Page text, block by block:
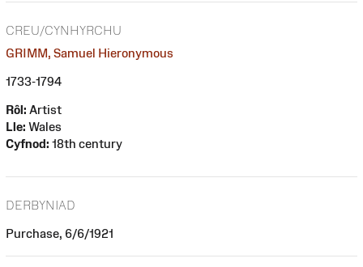
CREU/CYNHYRCHU
GRIMM, Samuel Hieronymous
1733-1794
Rôl: Artist
Lle: Wales
Cyfnod: 18th century
DERBYNIAD
Purchase, 6/6/1921